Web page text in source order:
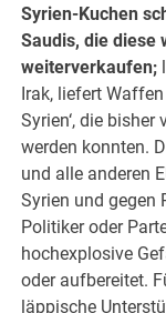
Syrien-Kuchen
Saudis, die diese
weiterverkaufen;
Irak, liefert
Syrien‘, die
werden konnten.
und alle anderen
Syrien und gegen
Politiker oder
hochexplosive
oder aufbereitet.
läppische